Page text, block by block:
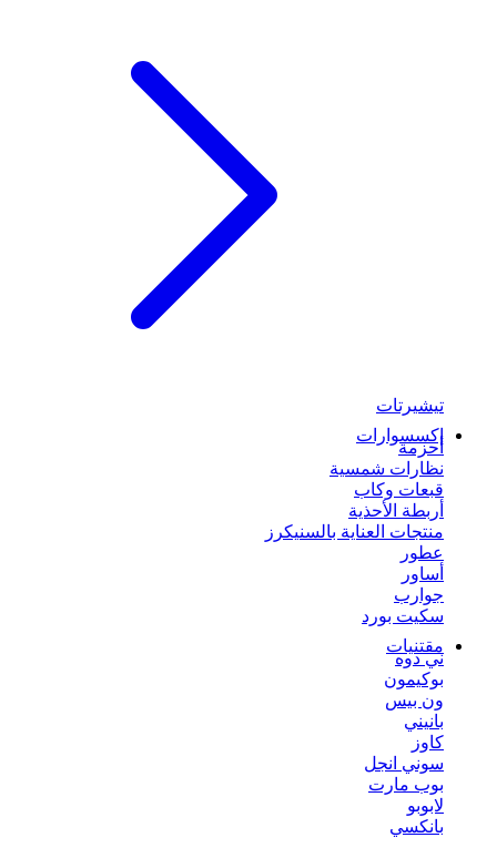
تيشيرتات
إكسسوارات
أحزمة
نظارات شمسية
قبعات وكاب
أربطة الأحذية
منتجات العناية بالسنيكرز
عطور
أساور
جوارب
سكيت بورد
مقتنيات
ني دوه
بوكيمون
ون بيس
بانيني
كاوز
سوني انجل
بوب مارت
لابوبو
بانكسي